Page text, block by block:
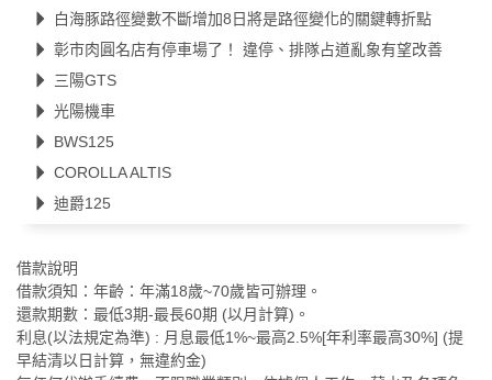
白海豚路徑變數不斷增加8日將是路徑變化的關鍵轉折點
彰市肉圓名店有停車場了！ 違停、排隊占道亂象有望改善
三陽GTS
光陽機車
BWS125
COROLLA ALTIS
迪爵125
借款說明
借款須知：年齡：年滿18歲~70歲皆可辦理。
還款期數：最低3期-最長60期 (以月計算)。
利息(以法規定為準) : 月息最低1%~最高2.5%[年利率最高30%] (提
早結清以日計算，無違約金)